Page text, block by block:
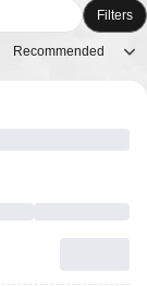
Filters
Recommended